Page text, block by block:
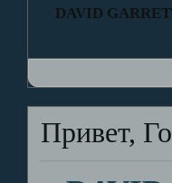
DAVID
Привет,